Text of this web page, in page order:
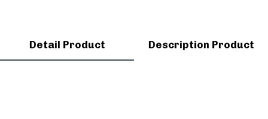
Detail Product Description Product